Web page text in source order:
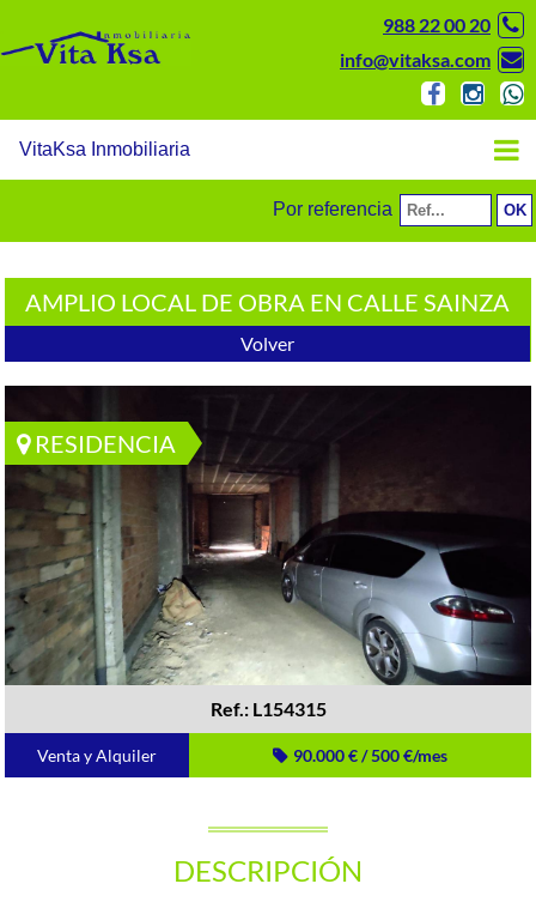
988 22 00 20
info@vitaksa.com
VitaKsa Inmobiliaria
Por referencia
AMPLIO LOCAL DE OBRA EN CALLE SAINZA
Volver
RESIDENCIA
Ref.: L154315
Venta y Alquiler 90.000 € / 500 €/mes
DESCRIPCIÓN